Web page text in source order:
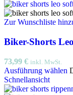
Zur Wunschliste
Biker-Shorts
73,99 € inkl. MwSt.
Ausführung wählen
Schnellansicht